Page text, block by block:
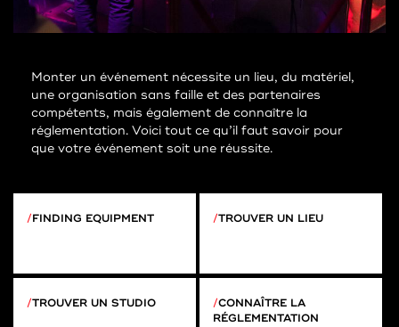
Monter un événement nécessite un lieu, du matériel,
une organisation sans faille et des partenaires
compétents, mais également de connaître la
réglementation. Voici tout ce qu’il faut savoir pour
que votre événement soit une réussite.
FINDING EQUIPMENT TROUVER UN LIEU
TROUVER UN STUDIO
CONNAÎTRE LA
RÉGLEMENTATION